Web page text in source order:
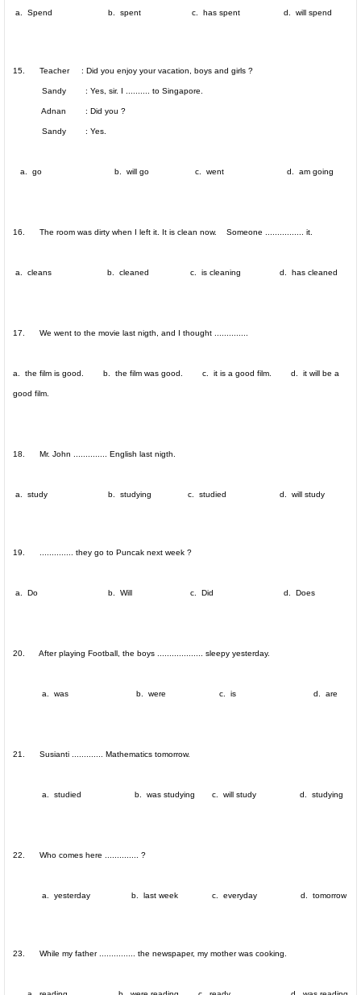
a. Spend b. spent c. has spent d. will spend
15. Teacher : Did you enjoy your vacation, boys and girls ?
Sandy : Yes, sir. I .......... to Singapore
Adnan : Did you ?
Sandy : Yes.
a. go b. will go c. went d. am going
16. The room was dirty when I left it. It is clean now. Someone ................ it.
a. cleans b. cleaned c. is cleaning d. has cleaned
17. We went to the movie last nigth, and I thought ..............
a. the film is good. b. the film was good. c. it is a good film. d. it will be a
good film.
18. Mr. John .............. English last nigth.
a. study b. studying c. studied d. will study
19. .............. they go to Puncak next week ?
a. Do b. Will c. Did d. Does
20. After playing Football, the boys ................... sleepy yesterday.
a. was b. were c. is d. are
21. Susianti ............. Mathematics tomorrow.
a. studied b. was studying c. will study d. studying
22. Who comes here .............. ?
a. yesterday b. last week c. everyday d. tomorrow
23. While my father ............... the newspaper, my mother was cooking.